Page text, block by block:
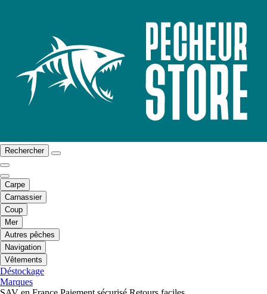
Rechercher
Carpe
Carnassier
Coup
Mer
Autres pêches
Navigation
Vêtements
Déstockage
Marques